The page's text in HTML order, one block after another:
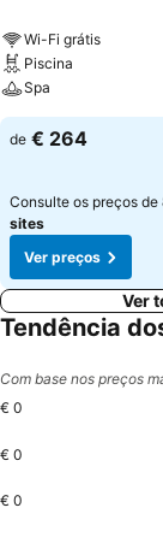
Wi-Fi grátis
Piscina
Spa
de € 264
Consulte os preços de
sites
Ver preços
Ver
Tendência
Com base nos preços
€ 0
€ 0
€ 0